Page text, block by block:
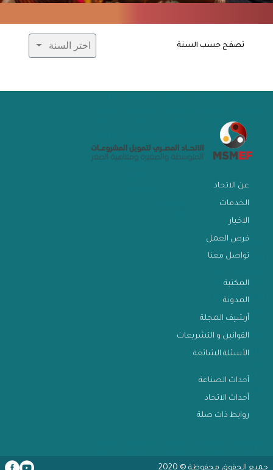
© جميع الحقوق محفوظة - شركة تمويلي
اختر السنة
عن الاتحاد
الخدمات
الاخبار
فرص العمل
المكتبة
المدونة
أرشيف المجلة
القوانين و التشريعات
الأسئلة الشائعة
أحداث الاتحاد